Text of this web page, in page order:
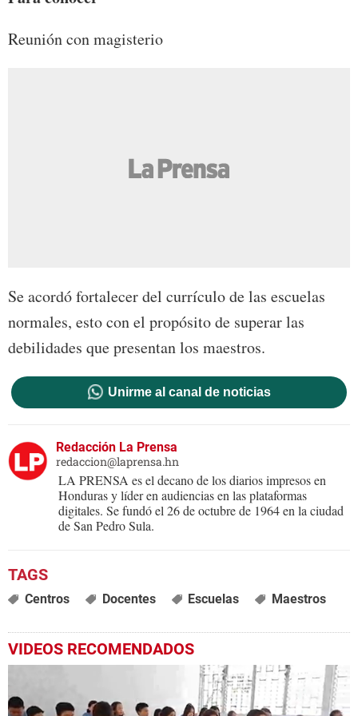
Reunión con magisterio
Se acordó fortalecer del currículo de las escuelas
normales, esto con el propósito de superar las
debilidades que presentan los maestros.
Unirme al canal de noticias
Redacción La Prensa
redaccion@laprensa.hn
LA PRENSA es el decano de los diarios impresos en
Honduras y líder en audiencias en las plataformas
digitales. Se fundó el 26 de octubre de 1964 en la ciudad
de San Pedro Sula.
Centros Docentes Escuelas Maestros
VIDEOS RECOMENDADOS